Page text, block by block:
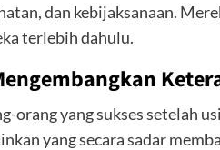
dan kebijaksanaan.
terlebih dahulu.
orang yang sukses setelah
yang secara sadar